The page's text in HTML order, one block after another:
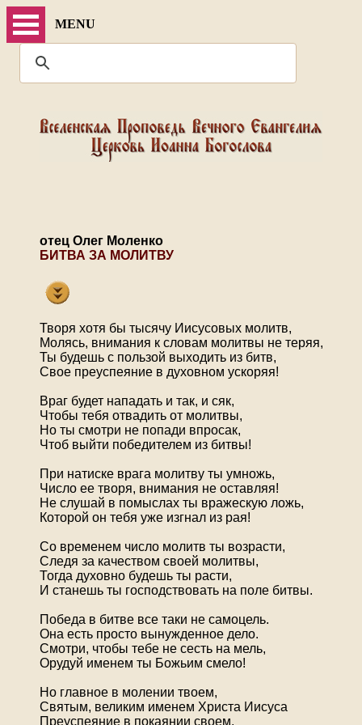
MENU
отец Олег Моленко
БИТВА ЗА МОЛИТВУ
Творя хотя бы тысячу Иисусовых молитв,
Молясь, внимания к словам молитвы не теряя,
Ты будешь с пользой выходить из битв,
Свое преуспеяние в духовном ускоряя!
Враг будет нападать и так, и сяк,
Чтобы тебя отвадить от молитвы,
Но ты смотри не попади впросак,
Чтоб выйти победителем из битвы!
При натиске врага молитву ты умножь,
Число ее творя, внимания не оставляя!
Не слушай в помыслах ты вражескую ложь,
Которой он тебя уже изгнал из рая!
Со временем число молитв ты возрасти,
Следя за качеством своей молитвы,
Тогда духовно будешь ты расти,
И станешь ты господствовать на поле битвы.
Победа в битве все таки не самоцель.
Она есть просто вынужденное дело.
Смотри, чтобы тебе не сесть на мель,
Орудуй именем ты Божьим смело!
Но главное в молении твоем,
Святым, великим именем Христа Иисуса
Преуспеяние в покаянии своем,